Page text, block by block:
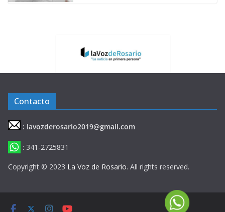
Contacto
: lavozderosario2019@gmail.com
: 341-2725831
Copyright © 2023 La Voz de Rosario. All rights reserved.